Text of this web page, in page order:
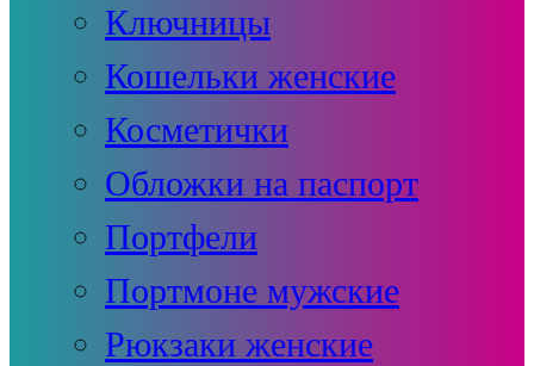
Ключницы
Кошельки женские
Косметички
Обложки на паспорт
Портфели
Портмоне мужские
Рюкзаки женские